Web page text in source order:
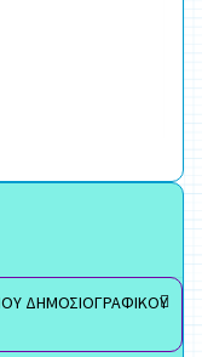
ΔΗΜΟΣΙΟΓΡΑΦΙΚΟΥ